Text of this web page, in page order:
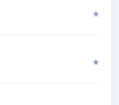
★
★